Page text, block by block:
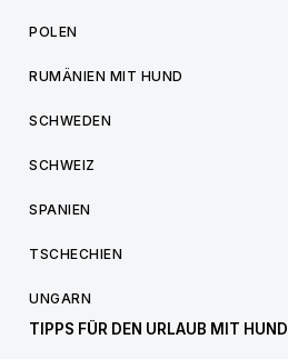
POLEN
RUMÄNIEN MIT HUND
SCHWEDEN
SCHWEIZ
SPANIEN
TSCHECHIEN
UNGARN
TIPPS FÜR DEN URLAUB MIT HUND